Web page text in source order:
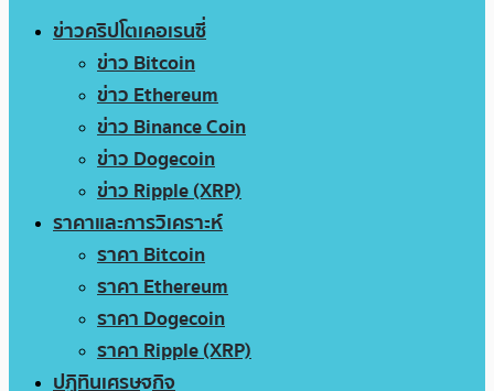
ข่าวคริปโตเคอเรนซี่
ข่าว Bitcoin
ข่าว Ethereum
ข่าว Binance Coin
ข่าว Dogecoin
ข่าว Ripple (XRP)
ราคาและการวิเคราะห์
ราคา Bitcoin
ราคา Ethereum
ราคา Dogecoin
ราคา Ripple (XRP)
ปฏิทินเศรษฐกิจ